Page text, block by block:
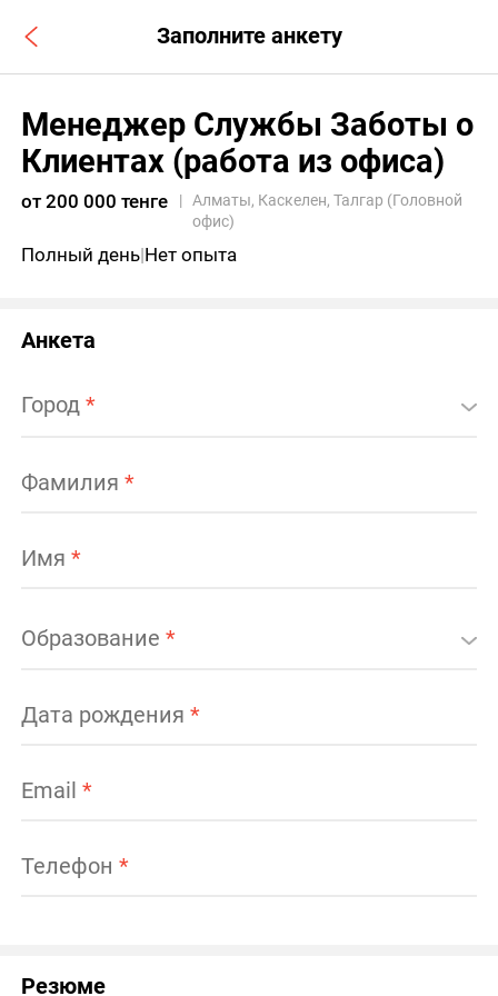
Заполните анкету
Менеджер Службы Заботы о
Клиентах (работа из офиса)
от 200 000 тенге |
Алматы, Каскелен, Талгар (Головной
офис)
Полный день|Нет опыта
Анкета
Город *
Фамилия *
Имя *
Образование *
Дата рождения *
Email *
Телефон *
Резюме